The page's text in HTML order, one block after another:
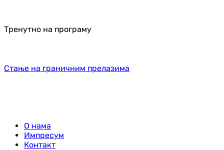
Тренутно на програму
Стање на граничним прелазима
О нама
Импресум
Контакт